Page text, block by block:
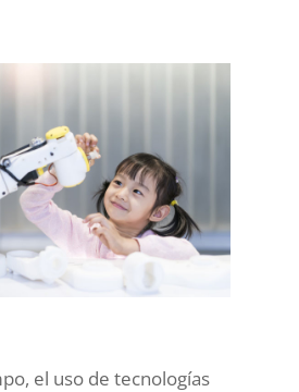
el uso de tecnologías